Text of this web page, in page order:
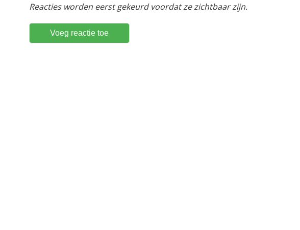
Reacties worden eerst gekeurd voordat ze zichtbaar zijn.